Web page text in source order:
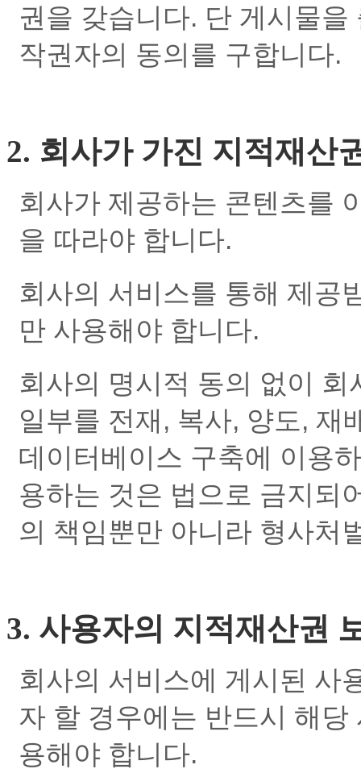
권을 갖습니다. 단 게시물
작권자의 동의를 구합니다.
2. 회사가 가진 지적재산
회사가 제공하는 콘텐츠를
을 따라야 합니다.
회사의 서비스를 통해 제공
만 사용해야 합니다.
회사의 명시적 동의 없이
일부를 전재, 복사, 양도, 재
데이터베이스 구축에 이용
용하는 것은 법으로 금지되
의 책임뿐만 아니라 형사처
3. 사용자의 지적재산권
회사의 서비스에 게시된 사
자 할 경우에는 반드시 해
용해야 합니다.